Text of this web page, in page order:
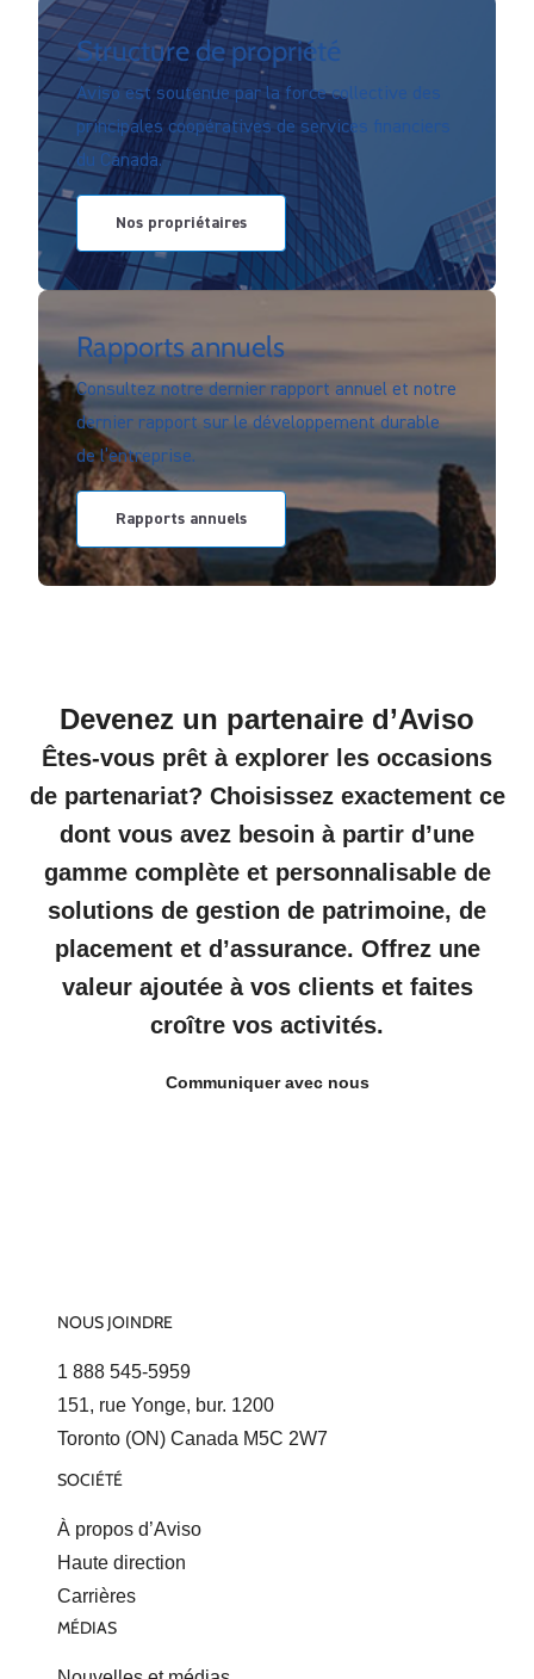
Structure de propriété
Aviso est soutenue par la force collective des
principales coopératives de services financiers
du Canada.
Nos propriétaires
Rapports annuels
Consultez notre dernier rapport annuel et notre
dernier rapport sur le développement durable
de l’entreprise.
Rapports annuels
Devenez un partenaire d’Aviso
Êtes-vous prêt à explorer les occasions
de partenariat? Choisissez exactement ce
dont vous avez besoin à partir d’une
gamme complète et personnalisable de
solutions de gestion de patrimoine, de
placement et d’assurance. Offrez une
valeur ajoutée à vos clients et faites
croître vos activités.
Communiquer avec nous
NOUS JOINDRE
1 888 545-5959
151, rue Yonge, bur. 1200
Toronto (ON) Canada M5C 2W7
SOCIÉTÉ
À propos d’Aviso
Haute direction
Carrières
MÉDIAS